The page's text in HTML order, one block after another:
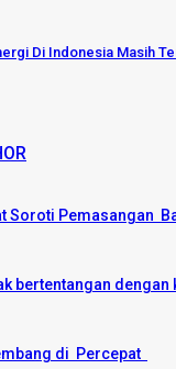
Di Indonesia Masih
Soroti Pemasangan
bertentangan dengan
di Percepat